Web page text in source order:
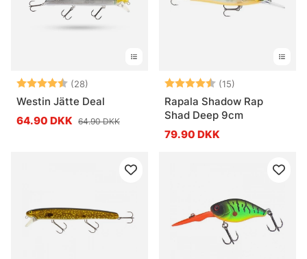
Vurdering: (28)
4.6 ud af 5 stjerner
Westin Jätte Deal
64.90 DKK 64.90 DKK
Vurdering: (15)
Rapala Shadow Rap
Shad Deep 9cm
79.90 DKK